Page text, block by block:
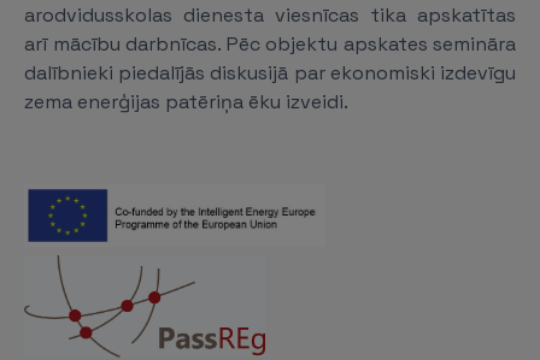
arodvidusskolas dienesta viesnīcas tika apskatītas
arī mācību darbnīcas. Pēc objektu apskates semināra
dalībnieki piedalījās diskusijā par ekonomiski izdevīgu
zema enerģijas patēriņa ēku izveidi.